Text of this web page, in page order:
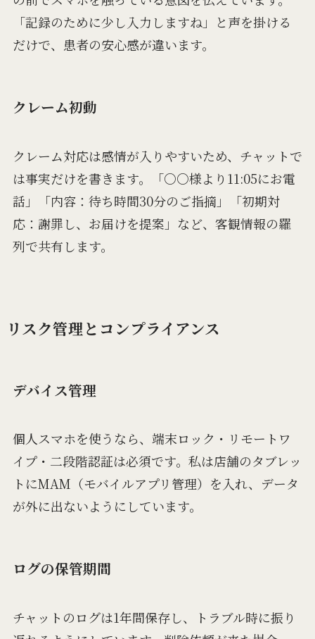
「記録のために少し入力しますね」と声を掛ける
だけで、患者の安心感が違います。
クレーム初動
クレーム対応は感情が入りやすいため、チャットで
は事実だけを書きます。「○○様より11:05にお電
話」「内容：待ち時間30分のご指摘」「初期対
応：謝罪し、お届けを提案」など、客観情報の羅
列で共有します。
リスク管理とコンプライアンス
デバイス管理
個人スマホを使うなら、端末ロック・リモートワ
イプ・二段階認証は必須です。私は店舗のタブレッ
トにMAM（モバイルアプリ管理）を入れ、データ
が外に出ないようにしています。
ログの保管期間
チャットのログは1年間保存し、トラブル時に振り